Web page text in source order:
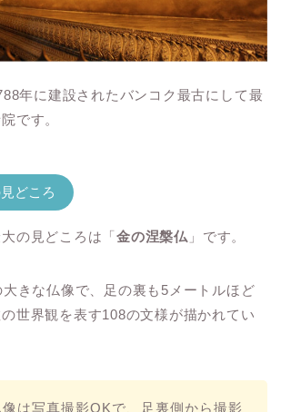
年に建設されたバンコク最古にして最
です。
どころ
の見どころは「金の涅槃仏 」です。
きな仏像で、足の裏も5メートルほど
世界観を表す108の文様が描かれてい
像は写真撮影OKで、足裏側から撮影